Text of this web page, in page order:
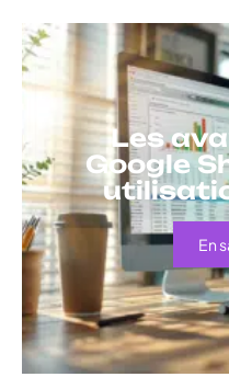
Les
Google
En